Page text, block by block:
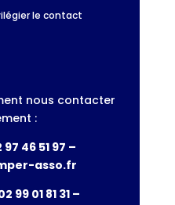
le contact
nous contacter
:
97 46 51 97 –
asso.fr
99 01 81 31 –